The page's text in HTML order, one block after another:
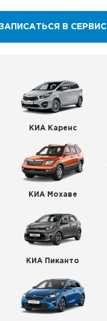
В СЕРВИС
КИА Каренс
КИА Мохаве
КИА Пиканто